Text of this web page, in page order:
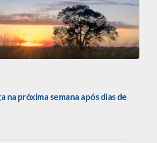
na próxima semana após dias de